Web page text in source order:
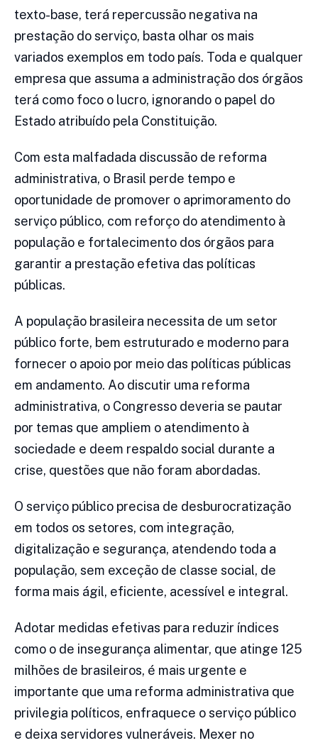
texto-base, terá repercussão negativa na
prestação do serviço, basta olhar os mais
variados exemplos em todo país. Toda e qualquer
empresa que assuma a administração dos órgãos
terá como foco o lucro, ignorando o papel do
Estado atribuído pela Constituição.
Com esta malfadada discussão de reforma
administrativa, o Brasil perde tempo e
oportunidade de promover o aprimoramento do
serviço público, com reforço do atendimento à
população e fortalecimento dos órgãos para
garantir a prestação efetiva das políticas
públicas.
A população brasileira necessita de um setor
público forte, bem estruturado e moderno para
fornecer o apoio por meio das políticas públicas
em andamento. Ao discutir uma reforma
administrativa, o Congresso deveria se pautar
por temas que ampliem o atendimento à
sociedade e deem respaldo social durante a
crise, questões que não foram abordadas.
O serviço público precisa de desburocratização
em todos os setores, com integração,
digitalização e segurança, atendendo toda a
população, sem exceção de classe social, de
forma mais ágil, eficiente, acessível e integral.
Adotar medidas efetivas para reduzir índices
como o de insegurança alimentar, que atinge 125
milhões de brasileiros, é mais urgente e
importante que uma reforma administrativa que
privilegia políticos, enfraquece o serviço público
e deixa servidores vulneráveis. Mexer no